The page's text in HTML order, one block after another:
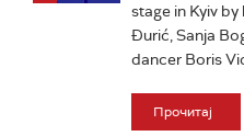
stage in Kyiv
Đurić, Sanja
dancer Boris
Прочитај